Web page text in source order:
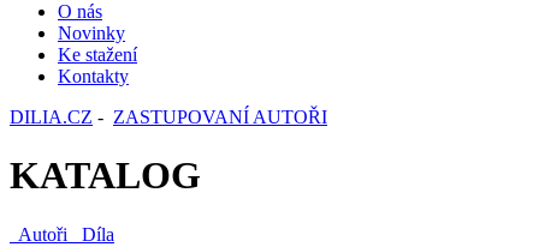
O nás
Novinky
Ke stažení
Kontakty
DILIA.CZ - ZASTUPOVANÍ AUTOŘI
KATALOG
Autoři
Díla